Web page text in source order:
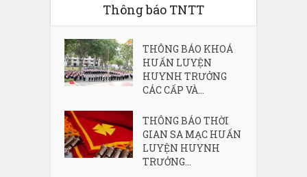
Thông báo TNTT
THÔNG BÁO KHOÁ
HUẤN LUYỆN
HUYNH TRƯỞNG
CÁC CẤP VÀ...
THÔNG BÁO THỜI
GIAN SA MẠC HUẤN
LUYỆN HUYNH
TRƯỞNG...